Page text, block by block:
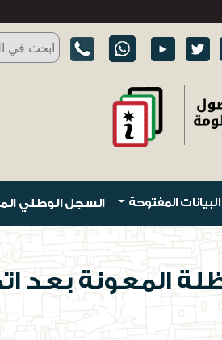
البيانات المفتوحة السجل الوطني